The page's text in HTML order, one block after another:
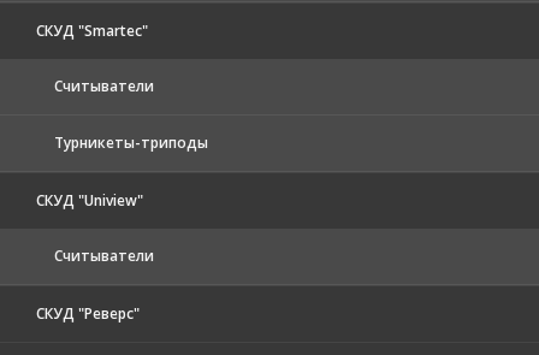
СКУД "Smartec"
Считыватели
Турникеты-триподы
СКУД "Uniview"
Считыватели
СКУД "Реверс"